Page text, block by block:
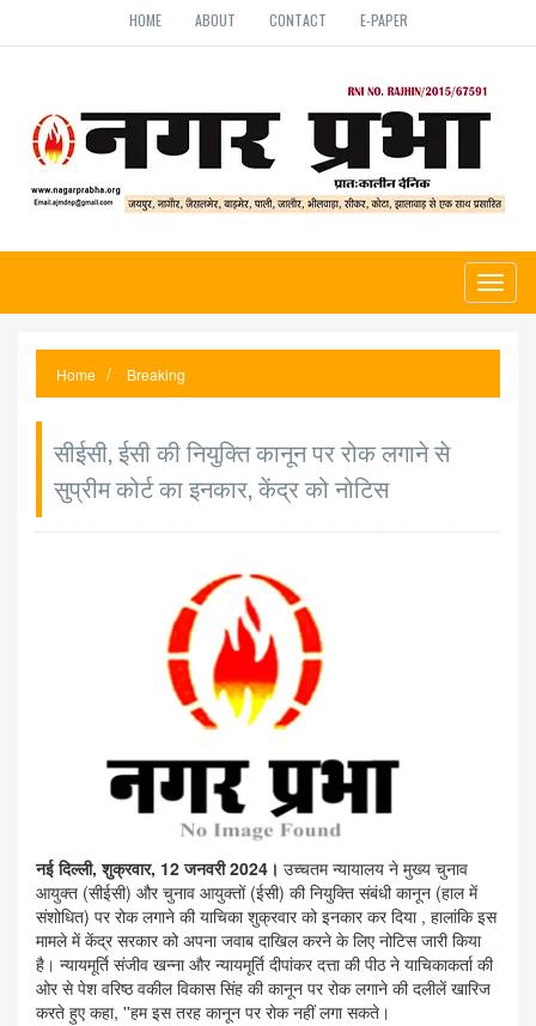
HOME ABOUT CONTACT E-PAPER
Home Breaking
सीईसी, ईसी की नियुक्ति कानून पर रोक लगाने से
सुप्रीम कोर्ट का इनकार, केंद्र को नोटिस
नई दिल्ली, शुक्रवार, 12 जनवरी 2024। उच्चतम न्यायालय ने मुख्य चुनाव
आयुक्त (सीईसी) और चुनाव आयुक्तों (ईसी) की नियुक्ति संबंधी कानून (हाल में
संशोधित) पर रोक लगाने की याचिका शुक्रवार को इनकार कर दिया , हालांकि इस
मामले में केंद्र सरकार को अपना जवाब दाखिल करने के लिए नोटिस जारी किया
है। न्यायमूर्ति संजीव खन्ना और न्यायमूर्ति दीपांकर दत्ता की पीठ ने याचिकाकर्ता की
ओर से पेश वरिष्ठ वकील विकास सिंह की कानून पर रोक लगाने की दलीलें खारिज
करते हुए कहा, ''हम इस तरह कानून पर रोक नहीं लगा सकते।